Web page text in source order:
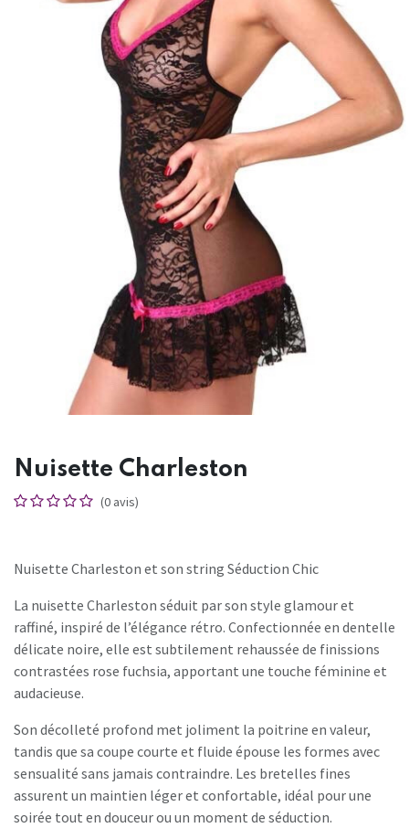
Nuisette Charleston
(0 avis)
Nuisette Charleston et son string Séduction Chic
La nuisette Charleston séduit par son style glamour et
raffiné, inspiré de l’élégance rétro. Confectionnée en dentelle
délicate noire, elle est subtilement rehaussée de finissions
contrastées rose fuchsia, apportant une touche féminine et
audacieuse.
Son décolleté profond met joliment la poitrine en valeur,
tandis que sa coupe courte et fluide épouse les formes avec
sensualité sans jamais contraindre. Les bretelles fines
assurent un maintien léger et confortable, idéal pour une
soirée tout en douceur ou un moment de séduction.